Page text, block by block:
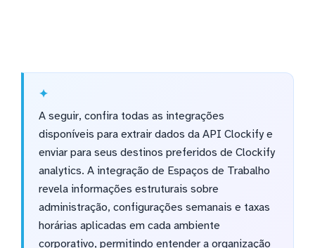
A seguir, confira todas as integrações
disponíveis para extrair dados da API Clockify e
enviar para seus destinos preferidos de Clockify
analytics. A integração de Espaços de Trabalho
revela informações estruturais sobre
administração, configurações semanais e taxas
horárias aplicadas em cada ambiente
corporativo, permitindo entender a organização